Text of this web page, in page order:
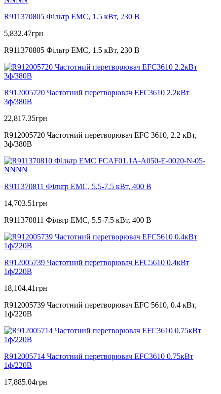
R911370805 Фільтр ЕМС, 1.5 кВт, 230 В
5,832.47грн
R911370805 Фільтр ЕМС, 1.5 кВт, 230 В
R912005720 Частотний перетворювач EFC3610 2.2кВт
3ф/380В
22,817.35грн
R912005720 Частотний перетворювач EFC 3610, 2.2 кВт,
3ф/380В
R911370811 Фільтр ЕМС, 5.5-7.5 кВт, 400 В
14,703.51грн
R911370811 Фільтр ЕМС, 5.5-7.5 кВт, 400 В
R912005739 Частотний перетворювач EFC5610 0.4кВт
1ф/220В
18,104.41грн
R912005739 Частотний перетворювач EFC 5610, 0.4 кВт,
1ф/220В
R912005714 Частотний перетворювач EFC3610 0.75кВт
1ф/220В
17,885.04грн